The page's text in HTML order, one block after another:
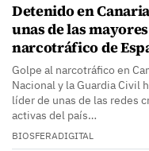
Detenido en
unas de las
narcotráfico de
Golpe al narcotráfico en
Nacional y la Guardia Civil
líder de unas de las redes
activas del país…
BIOSFERADIGITAL